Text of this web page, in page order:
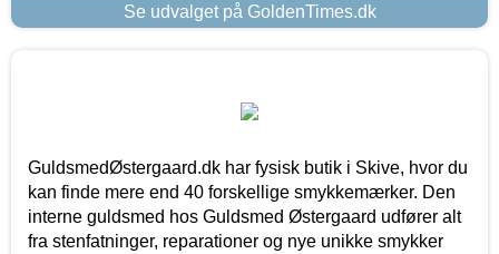
Se udvalget på GoldenTimes.dk
GuldsmedØstergaard.dk har fysisk butik i Skive, hvor du
kan finde mere end 40 forskellige smykkemærker. Den
interne guldsmed hos Guldsmed Østergaard udfører alt
fra stenfatninger, reparationer og nye unikke smykker